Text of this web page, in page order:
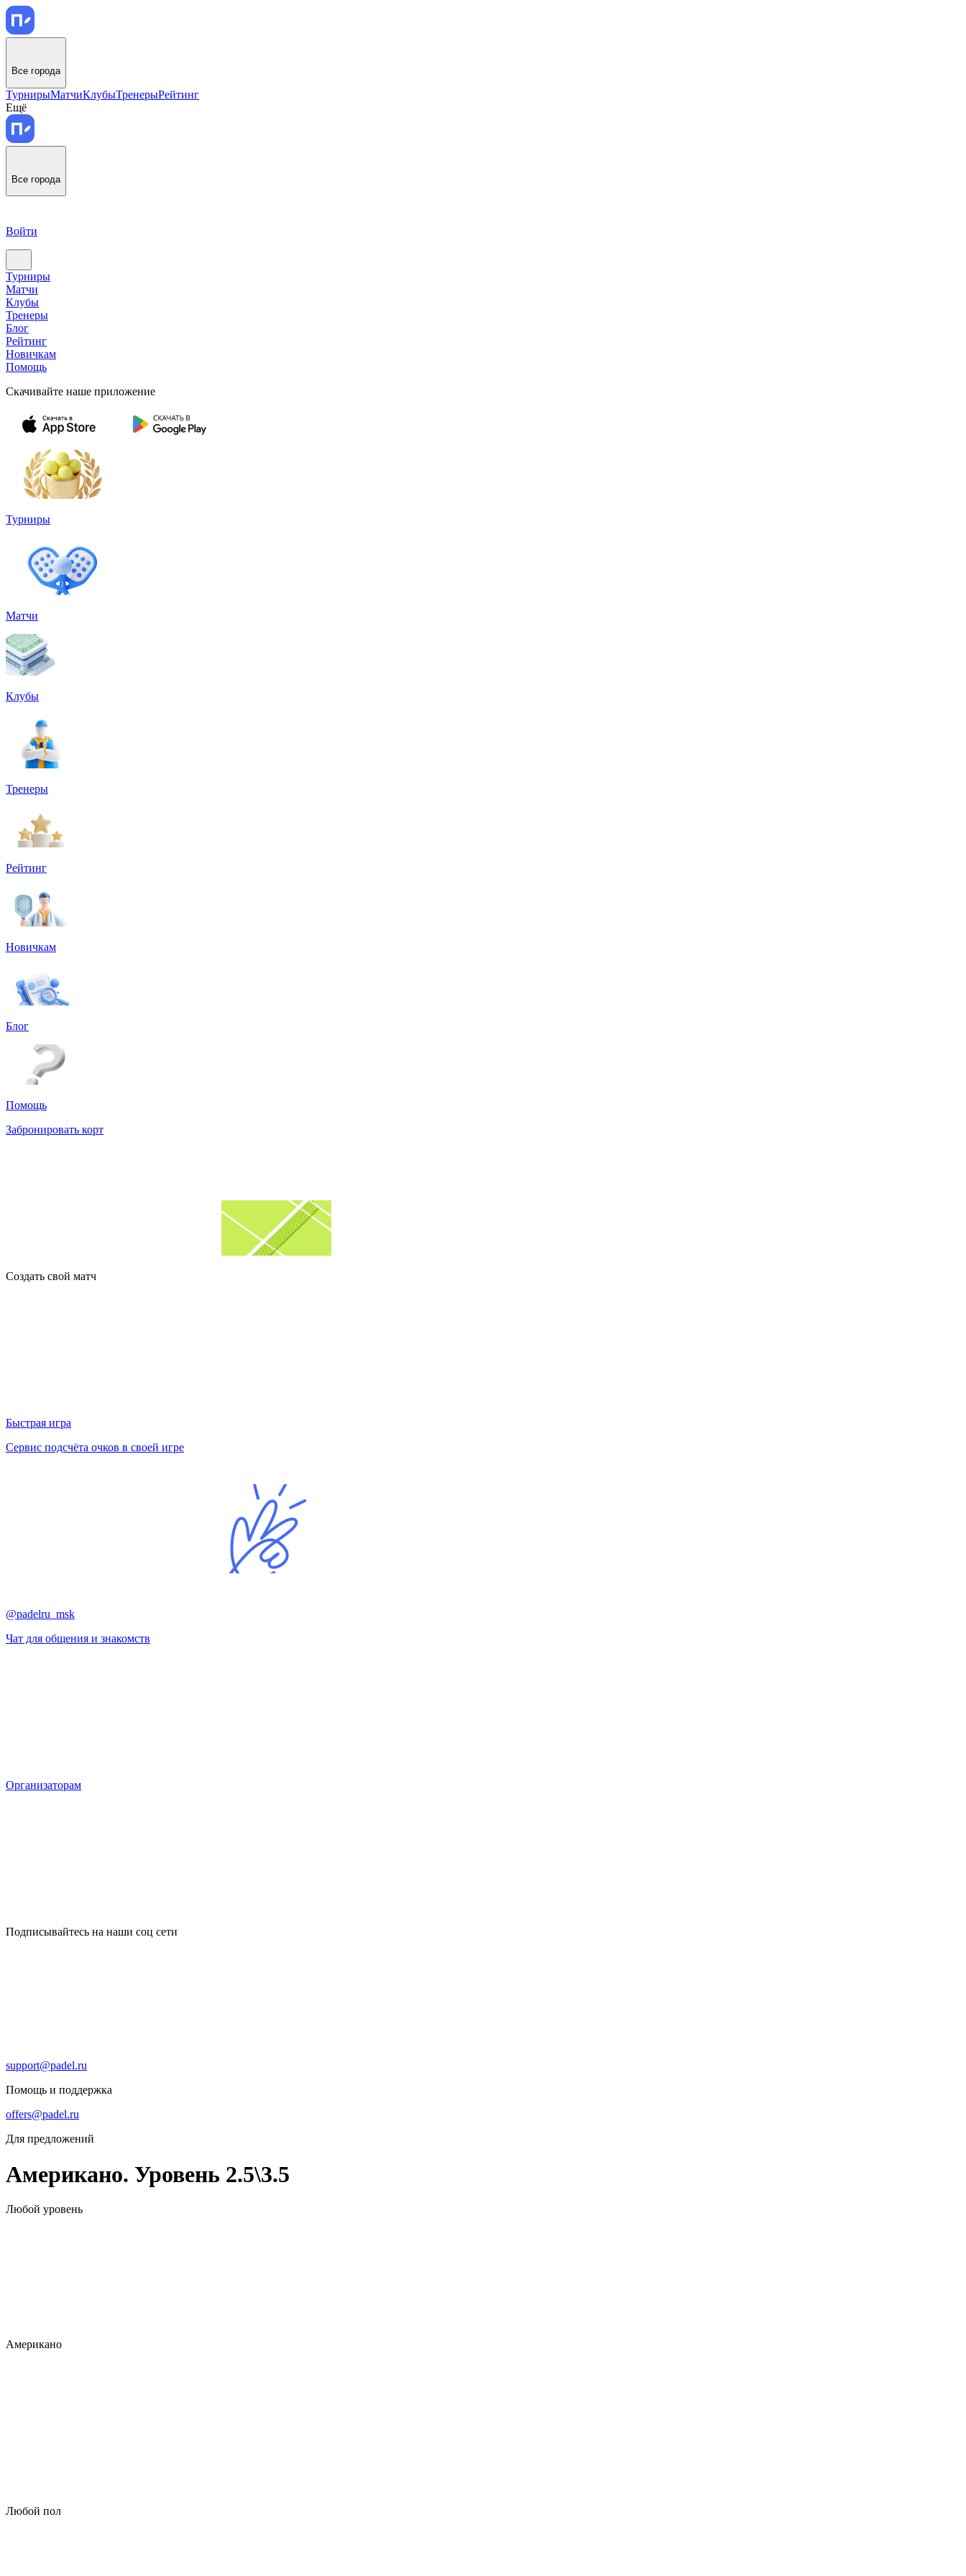
Все города
ТурнирыМатчиКлубыТренерыРейтинг
Ещё
Все города
Войти
Турниры
Матчи
Клубы
Тренеры
Блог
Рейтинг
Новичкам
Помощь
Скачивайте наше приложение
Турниры
Матчи
Клубы
Тренеры
Рейтинг
Новичкам
Блог
Помощь
Забронировать корт
Создать свой матч
Быстрая игра
Сервис подсчёта очков в своей игре
@padelru_msk
Чат для общения и знакомств
Организаторам
Подписывайтесь на наши соц сети
support@padel.ru
Помощь и поддержка
offers@padel.ru
Для предложений
Американо. Уровень 2.5\3.5
Любой уровень
Американо
Любой пол